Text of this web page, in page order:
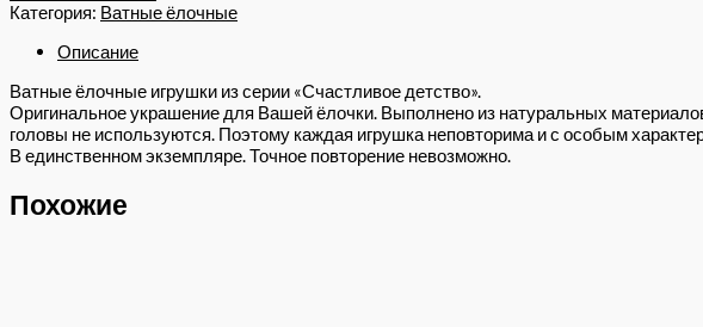
Категория: Ватные ёлочные
Описание
Ватные ёлочные игрушки из серии «Счастливое детство».
Оригинальное украшение для Вашей ёлочки. Выполнено из натуральных
головы не используются. Поэтому каждая игрушка неповторима и с особым
В единственном экземпляре. Точное повторение невозможно.
Похожие